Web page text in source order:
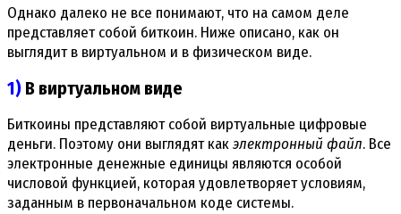
Однако далеко не все понимают, что на самом деле
представляет собой биткоин. Ниже описано, как он
выглядит в виртуальном и в физическом виде.
1) В виртуальном виде
Биткоины представляют собой виртуальные цифровые
деньги. Поэтому они выглядят какэлектронный файл. Все
электронные денежные единицы являются особой
числовой функцией, которая удовлетворяет условиям,
заданным в первоначальном коде системы.